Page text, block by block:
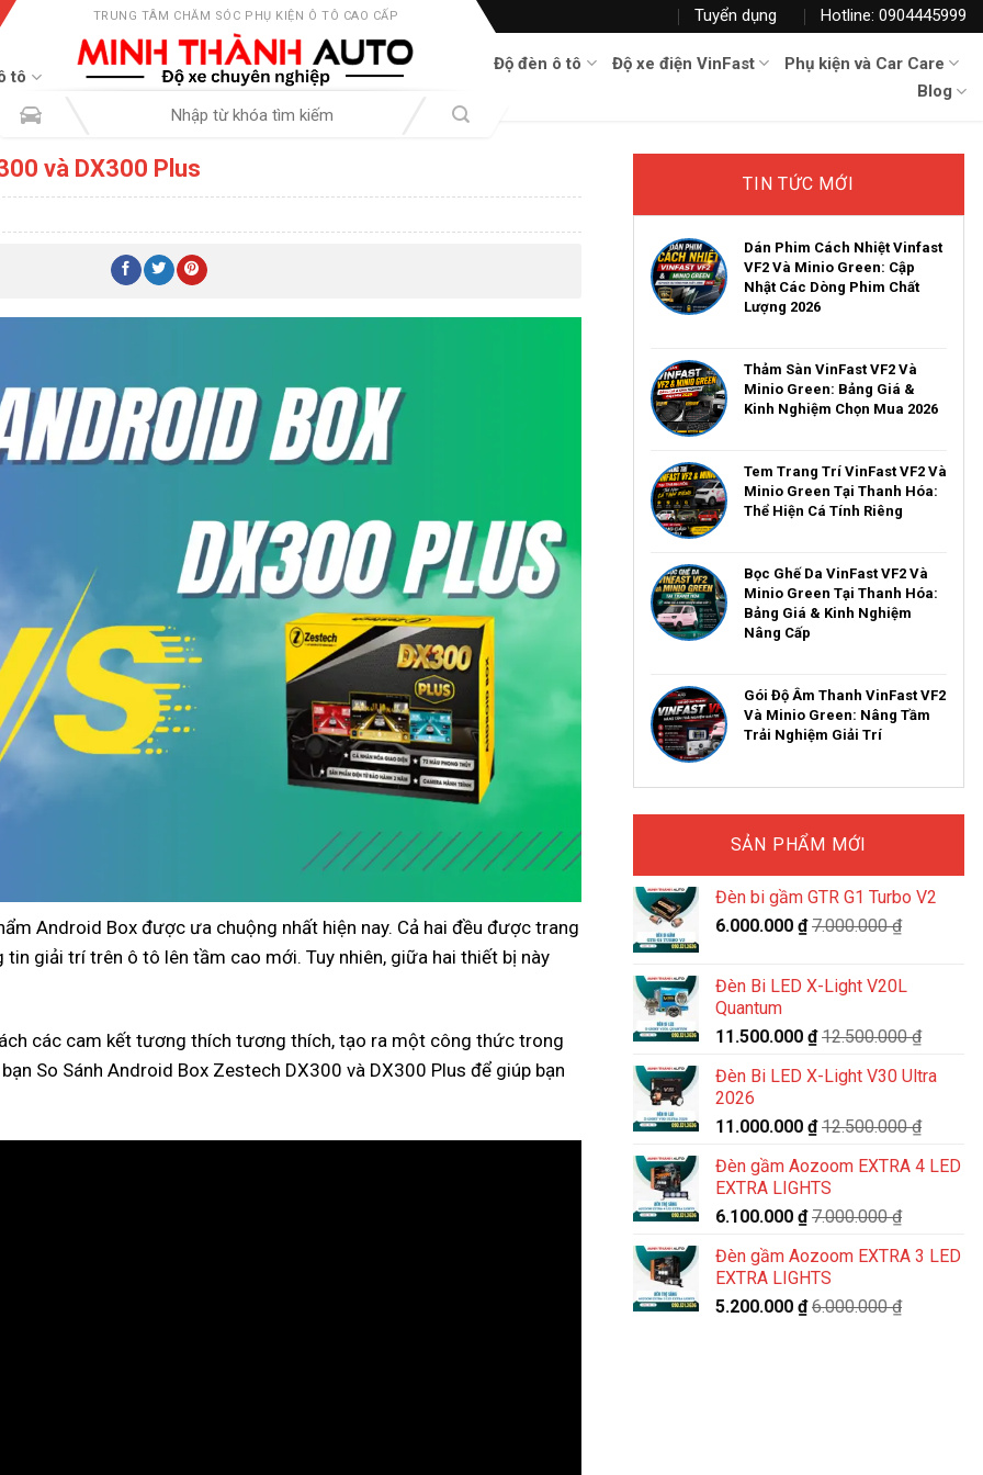
TRUNG TÂM CHĂM SÓC PHỤ KIỆN Ô TÔ CAO CẤP Tuyển dụng Hotline: 0904445999
tô
Độ đèn ô tô Độ xe điện VinFast
Phụ kiện và Car Care
Blog
và DX300 Plus
Android Box được ưa chuộng nhất hiện nay. Cả hai đều được trang
giải trí trên ô tô lên tầm cao mới. Tuy nhiên, giữa hai thiết bị này
các cam kết tương thích tương thích, tạo ra một công thức trong
So Sánh Android Box Zestech DX300 và DX300 Plus để giúp bạn
TIN TỨC MỚI
Dán Phim Cách Nhiệt Vinfast
VF2 Và Minio Green: Cập
Nhật Các Dòng Phim Chất
Lượng 2026
Thảm Sàn VinFast VF2 Và
Minio Green: Bảng Giá &
Kinh Nghiệm Chọn Mua 2026
Tem Trang Trí VinFast VF2 Và
Minio Green Tại Thanh Hóa:
Thể Hiện Cá Tính Riêng
Bọc Ghế Da VinFast VF2 Và
Minio Green Tại Thanh Hóa:
Bảng Giá & Kinh Nghiệm
Nâng Cấp
Gói Độ Âm Thanh VinFast VF2
Và Minio Green: Nâng Tầm
Trải Nghiệm Giải Trí
SẢN PHẨM MỚI
Đèn bi gầm GTR G1 Turbo V2
6.000.000 ₫ 7.000.000₫
Đèn Bi LED X-Light V20L
Quantum
11.500.000 ₫ 12.500.000₫
Đèn Bi LED X-Light V30 Ultra
2026
11.000.000 ₫ 12.500.000₫
Đèn gầm Aozoom EXTRA 4 LED
EXTRA LIGHTS
6.100.000 ₫ 7.000.000₫
Đèn gầm Aozoom EXTRA 3 LED
EXTRA LIGHTS
5.200.000 ₫ 6.000.000₫